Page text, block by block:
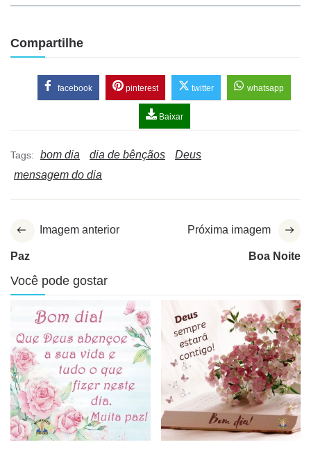
Compartilhe
facebook pinterest twitter whatsapp
Baixar
Tags: bom dia dia de bênçãos
Deus
mensagem do dia
Imagem anterior
Paz
Próxima imagem
Boa Noite
Você pode gostar